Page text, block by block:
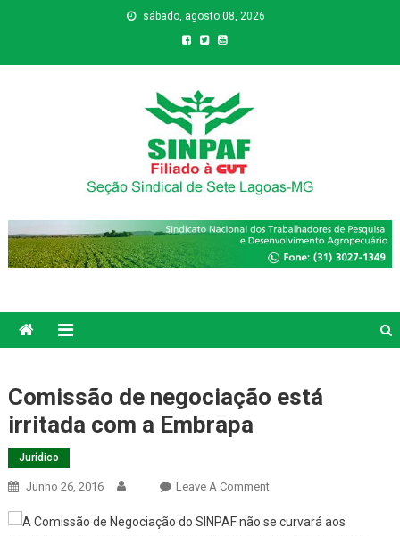
sábado, agosto 08, 2026
Sinpaf
Comissão de negociação está
irritada com a Embrapa
Jurídico
Junho 26, 2016 Leave A CommentOn
De
A Comissão de Negociação do SINPAF não se curvará aos